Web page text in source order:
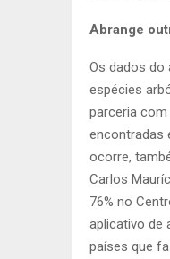
Abrange
Os dados do
espécies
parceria com
encontradas
ocorre,
Carlos
76% no
aplicativo de
países que